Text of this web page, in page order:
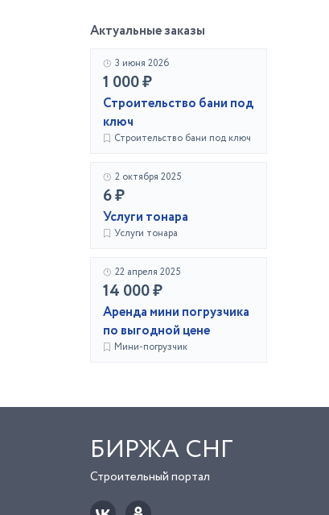
Актуальные заказы
3 июня 2026
1 000 ₽
Строительство бани под
ключ
Строительство бани под ключ
2 октября 2025
6 ₽
Услуги тонара
Услуги тонара
22 апреля 2025
14 000 ₽
Аренда мини погрузчика
по выгодной цене
Мини-погрузчик
БИРЖА СНГ
Строительный портал